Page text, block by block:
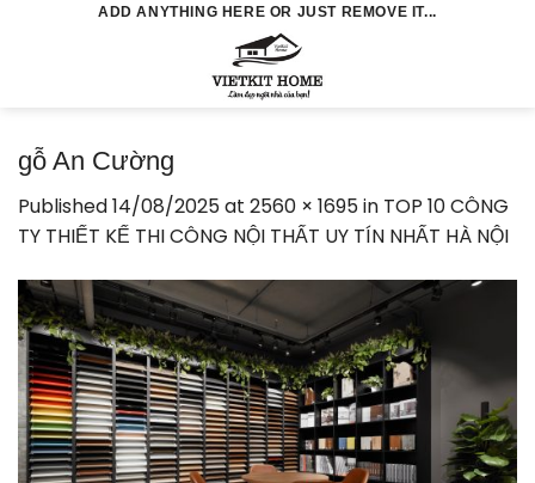
ADD ANYTHING HERE OR JUST REMOVE IT...
gỗ An Cường
Published14/08/2025at 2560 × 1695in TOP 10 CÔNG
TY THIẾT KẾ THI CÔNG NỘI THẤT UY TÍN NHẤT HÀ NỘI